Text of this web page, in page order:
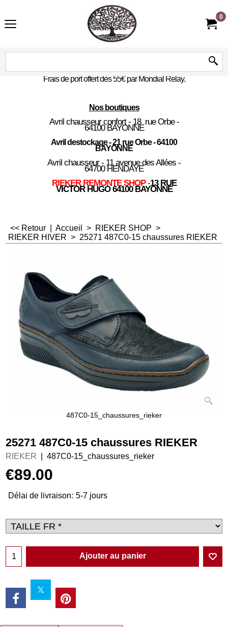
0
Frais de port offert dès 55€ par Mondial Relay.
Nos boutiques
Avril chausseur confort - 18 rue Orbe -
64100 BAYONNE
Avril destockage - 21 rue Orbe - 64100
BAYONNE
Avril chausseur - 11 avenue des Allées -
64700 HENDAYE
RIEKER REMONTE SHOP -13 RUE
VICTOR HUGO 64100 BAYONNE
<< Retour Accueil > RIEKER SHOP >
RIEKER HIVER > 25271 487C0-15 chaussures RIEKER
487C0-15_chaussures_rieker
25271 487C0-15 chaussures RIEKER
RIEKER 487C0-15_chaussures_rieker
€89.00
Délai de livraison: 5-7 jours
Ajouter au panier